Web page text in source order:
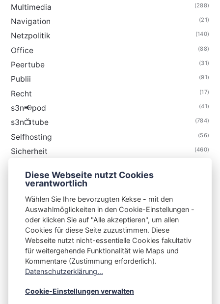
Multimedia (288)
Navigation (21)
Netzpolitik (140)
Office (88)
Peertube (31)
Publii (91)
Recht (17)
s3n📢pod (41)
s3n📺tube (784)
Selfhosting (56)
Sicherheit (460)
Thunderbird
S3N🧩NET
Integrating Open-Source Blog Network (iOSBN)
Impressum
Kontakt
Diese Webseite nutzt Cookies
verantwortlich
Wählen Sie Ihre bevorzugten Kekse - mit den
Auswahlmöglickeiten in den Cookie-Einstellungen -
oder klicken Sie auf "Alle akzeptieren", um allen
Cookies für diese Seite zuzustimmen. Diese
Webseite nutzt nicht-essentielle Cookies fakultativ
für weitergehende Funktionalität wie Maps und
Kommentare (Zustimmung erforderlich).
Datenschutzerklärung...
Cookie-Einstellungen verwalten